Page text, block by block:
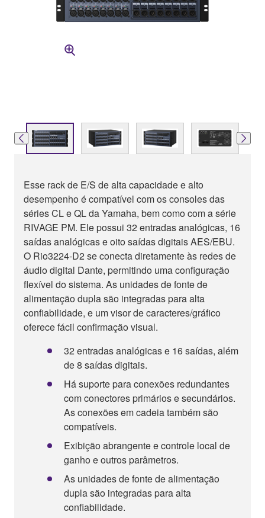
Esse rack de E/S de alta capacidade e alto
desempenho é compatível com os consoles das
séries CL e QL da Yamaha, bem como com a série
RIVAGE PM. Ele possui 32 entradas analógicas, 16
saídas analógicas e oito saídas digitais AES/EBU.
O Rio3224-D2 se conecta diretamente às redes de
áudio digital Dante, permitindo uma configuração
flexível do sistema. As unidades de fonte de
alimentação dupla são integradas para alta
confiabilidade, e um visor de caracteres/gráfico
oferece fácil confirmação visual.
32 entradas analógicas e 16 saídas, além
de 8 saídas digitais.
Há suporte para conexões redundantes
com conectores primários e secundários.
As conexões em cadeia também são
compatíveis.
Exibição abrangente e controle local de
ganho e outros parâmetros.
As unidades de fonte de alimentação
dupla são integradas para alta
confiabilidade.